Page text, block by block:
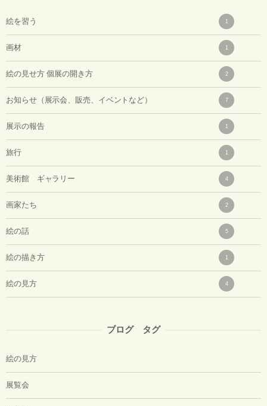
絵を習う 1
画材 1
絵の見せ方 個展の開き方 2
お知らせ（展示会、販売、イベントなど） 7
展示の報告 1
旅行 1
美術館 ギャラリー 4
画家たち 2
絵の話 5
絵の描き方 1
絵の見方 4
ブログ タグ
絵の見方
展覧会